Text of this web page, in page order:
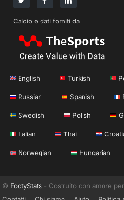
Calcio e dati forniti da
English Turkish
Russian Spanish
Swedish Polish
Italian Thai
Norwegian Hungarian
© FootyStats - Costruito con amore